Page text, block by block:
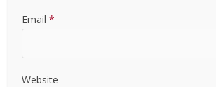
Email *
Website